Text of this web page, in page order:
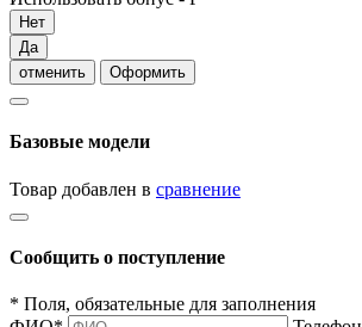
Нет
Да
отменить
Оформить
Базовые модели
Товар добавлен в сравнение
Сообщить о поступление
* Поля, обязательные для заполнения